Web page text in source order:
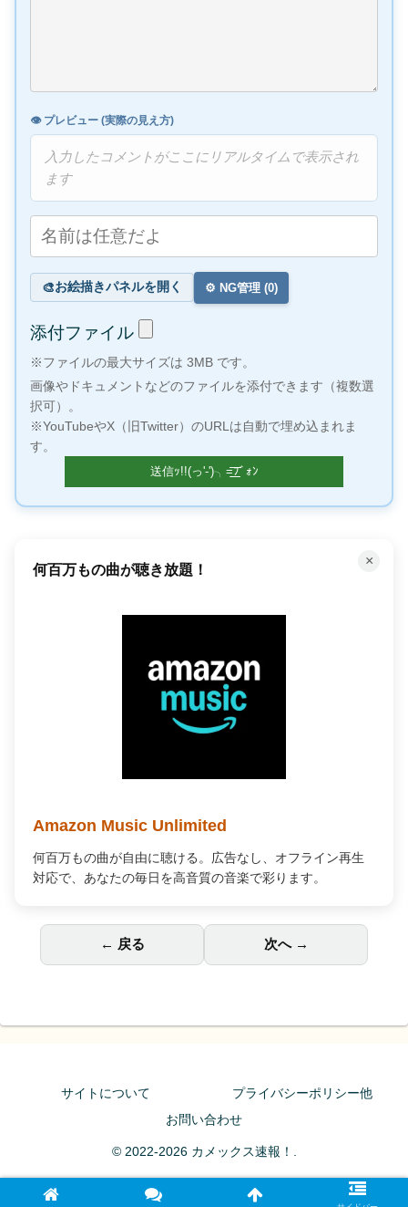
👁️ プレビュー (実際の見え方)
入力したコメントがここにリアルタイムで表示され
ます
🎨お絵描きパネルを開く ⚙️ NG管理 (0)
添付ファイル
※ファイルの最大サイズは 3MB です。
画像やドキュメントなどのファイルを添付できます（複数選
択可）。
※YouTubeやX（旧Twitter）のURLは自動で埋め込まれま
す。
×
何百万もの曲が聴き放題！
Amazon Music Unlimited
何百万もの曲が自由に聴ける。広告なし、オフライン再生
対応で、あなたの毎日を高音質の音楽で彩ります。
← 戻る 次へ →
サイトについて
プライバシーポリシー他
お問い合わせ
© 2022-2026 カメックス速報！.